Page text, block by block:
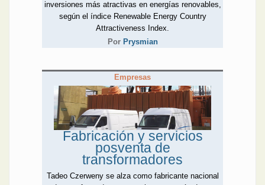
inversiones más atractivas en energías renovables,
según el índice Renewable Energy Country
Attractiveness Index.
Por Prysmian
Empresas
Fabricación y servicios
posventa de
transformadores
Tadeo Czerweny se alza como fabricante nacional